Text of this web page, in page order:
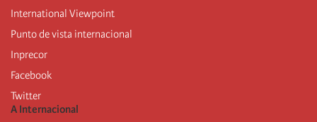
International Viewpoint
Punto de vista internacional
Inprecor
Facebook
Twitter
A Internacional